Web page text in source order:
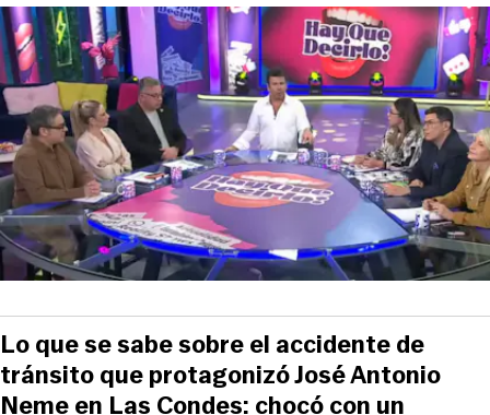
Lo que se sabe sobre el accidente de
tránsito que protagonizó José Antonio
Neme en Las Condes: chocó con un